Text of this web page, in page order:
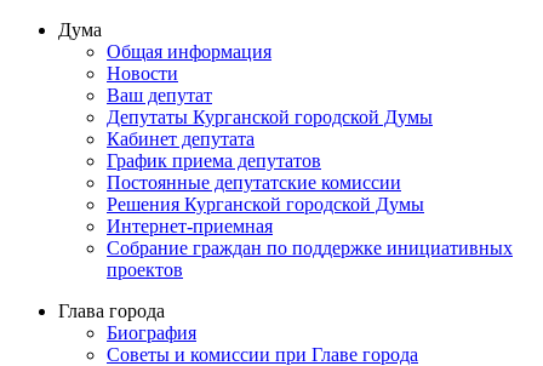
Дума
Общая информация
Новости
Ваш депутат
Депутаты Курганской городской Думы
Кабинет депутата
График приема депутатов
Постоянные депутатские комиссии
Решения Курганской городской Думы
Интернет-приемная
Собрание граждан по поддержке инициативных
проектов
Глава города
Биография
Советы и комиссии при Главе города